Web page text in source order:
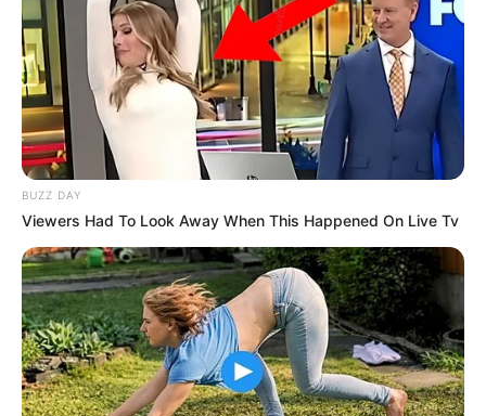
BUZZ DAY
Viewers Had To Look Away When This Happened On Live Tv